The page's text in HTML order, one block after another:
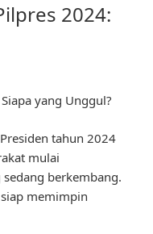
2024:
yang Unggul?
tahun 2024
mulai
berkembang.
memimpin